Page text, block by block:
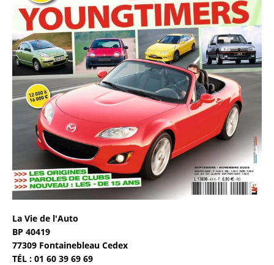
La Vie de l'Auto
BP 40419
77309 Fontainebleau Cedex
TÉL : 01 60 39 69 69